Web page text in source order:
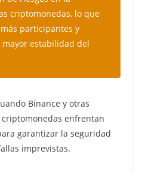
criptomonedas, lo que
participantes y
estabilidad del
Binance y otras
enfrentan
garantizar la seguridad
imprevistas.